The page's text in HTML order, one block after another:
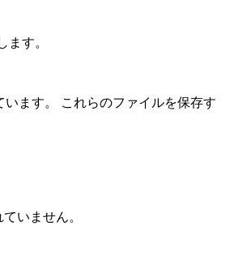
ます。
います。 これらのファイルを保存す
いません。